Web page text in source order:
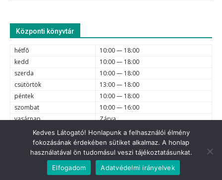
Központi könyvtár
hétfõ
10:00 — 18:00
kedd
10:00 — 18:00
szerda
10:00 — 18:00
csütörtök
13:00 — 18:00
péntek
10:00 — 18:00
szombat
10:00 — 16:00
vasárnap
Zárva
6720 Szeged, Dóm tér 1-4. (62) 425-525, (62) 630-634; e-mail
© 2021 Somogyi Károly Városi és Megyei Könyvtár - Minden jog
fenntartva.
Adatvédelem
Kedves Látogató! Honlapunk a felhasználói élmény
fokozásának érdekében sütiket alkalmaz. A honlap
használatával ön tudomásul veszi tájékoztatásunkat.
Elfogadom
Adatvédelmi irányelvek